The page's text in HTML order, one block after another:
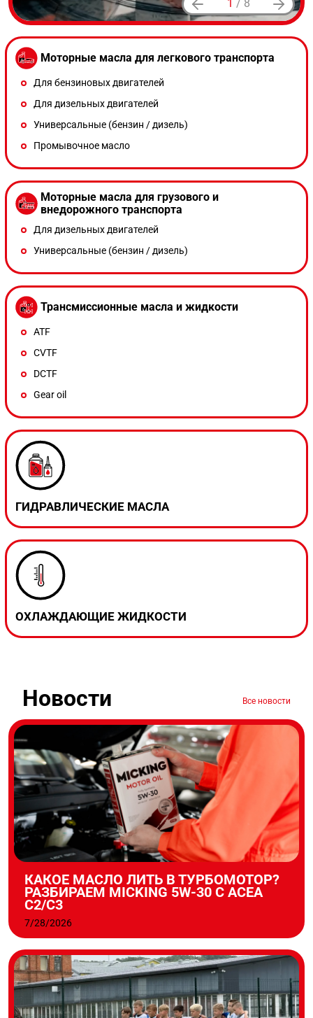
1 / 8
Моторные масла для легкового транспорта
Для бензиновых двигателей
Для дизельных двигателей
Универсальные (бензин / дизель)
Промывочное масло
Моторные масла для грузового и
внедорожного транспорта
Для дизельных двигателей
Универсальные (бензин / дизель)
Трансмиссионные масла и жидкости
ATF
CVTF
DCTF
Gear oil
ГИДРАВЛИЧЕСКИЕ МАСЛА
ОХЛАЖДАЮЩИЕ ЖИДКОСТИ
Новости Все новости
КАКОЕ МАСЛО ЛИТЬ В ТУРБОМОТОР?
РАЗБИРАЕМ MICKING 5W-30 С ACEA
C2/C3
7/28/2026